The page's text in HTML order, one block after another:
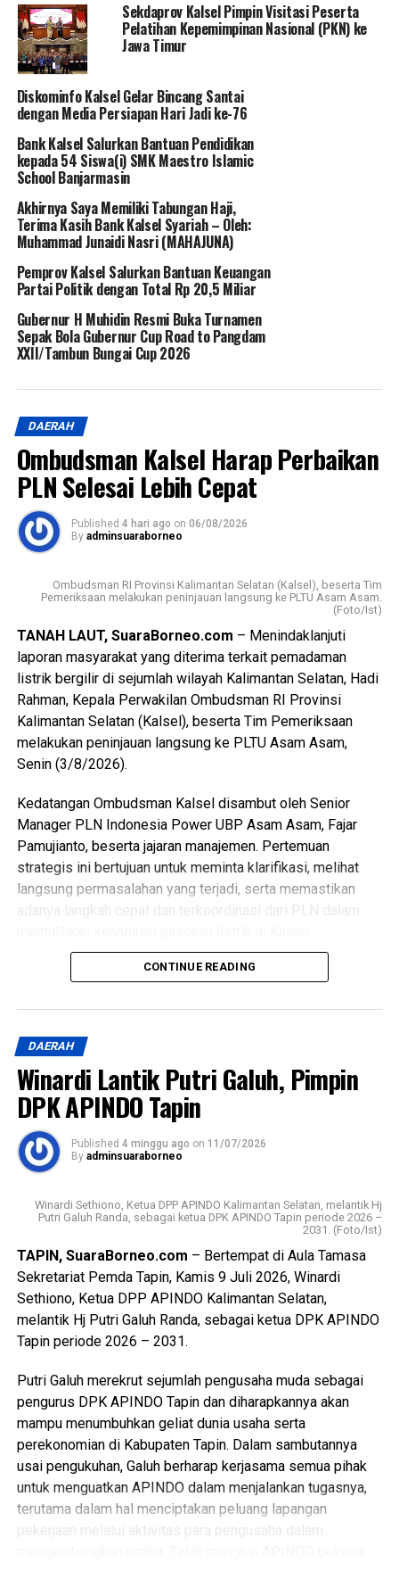
Sekdaprov Kalsel Pimpin Visitasi Peserta
Pelatihan Kepemimpinan Nasional (PKN) ke
Jawa Timur
Diskominfo Kalsel Gelar Bincang Santai
dengan Media Persiapan Hari Jadi ke-76
Bank Kalsel Salurkan Bantuan Pendidikan
kepada 54 Siswa(i) SMK Maestro Islamic
School Banjarmasin
Akhirnya Saya Memiliki Tabungan Haji,
Terima Kasih Bank Kalsel Syariah – Oleh:
Muhammad Junaidi Nasri (MAHAJUNA)
Pemprov Kalsel Salurkan Bantuan Keuangan
Partai Politik dengan Total Rp 20,5 Miliar
Gubernur H Muhidin Resmi Buka Turnamen
Sepak Bola Gubernur Cup Road to Pangdam
XXII/Tambun Bungai Cup 2026
DAERAH
Ombudsman Kalsel Harap Perbaikan
PLN Selesai Lebih Cepat
Published 4 hari ago on 06/08/2026
By adminsuaraborneo
Ombudsman RI Provinsi Kalimantan Selatan (Kalsel), beserta Tim
Pemeriksaan melakukan peninjauan langsung ke PLTU Asam Asam.
(Foto/Ist)
TANAH LAUT, SuaraBorneo.com – Menindaklanjuti
laporan masyarakat yang diterima terkait pemadaman
listrik bergilir di sejumlah wilayah Kalimantan Selatan, Hadi
Rahman, Kepala Perwakilan Ombudsman RI Provinsi
Kalimantan Selatan (Kalsel), beserta Tim Pemeriksaan
melakukan peninjauan langsung ke PLTU Asam Asam,
Senin (3/8/2026).
Kedatangan Ombudsman Kalsel disambut oleh Senior
Manager PLN Indonesia Power UBP Asam Asam, Fajar
Pamujianto, beserta jajaran manajemen. Pertemuan
strategis ini bertujuan untuk meminta klarifikasi, melihat
langsung permasalahan yang terjadi, serta memastikan
adanya langkah cepat dan terkoordinasi dari PLN dalam
Hadi Rahman menyampaikan bahwa pemadaman listrik
sektor, mulai dari aktivitas rumah tangga warga, pelayanan
publik pemerintah, hingga pelaku Usaha Mikro, Kecil, dan
Menengah (UMKM) yang sangat bergantung pada
stabilitas pasokan listrik.
“Kami menerima banyak aduan dari masyarakat yang
merasa dirugikan dengan durasi dan frekuensi pemadaman
bergilir belakangan ini. Kehadiran kami disini adalah untuk
Asam Asam terkait kendala yang terjadi di pembangkit,
sekaligus kepastian waktu kapan layanan ini dapat kembali
normal,” tegas Hadi Rahman.
Menanggapi hal tersebut, Senior Manager PLN Indonesia
Power UBP Asam Asam, Fajar Pamujianto, menyampaikan
terima kasih atas kunjungan pengawasan dari Ombudsman
dan memberikan penjelasan komprehensif mengenai
kondisi sistem kelistrikan saat ini. Fajar memaparkan
bahwa pemadaman terpaksa dilakukan karena sistem
kelistrikan sedang mengalami defisit pasokan. Hal ini
disebabkan oleh adanya gangguan teknis yang tidak
terduga pada salah satu unit pembangkit, bersamaan
dengan jadwal pemeliharaan (_maintenance_) rutin unit lain
yang harus dilakukan demi mencegah kerusakan sistem
yang lebih fatal di masa depan.
CONTINUE READING
DAERAH
Winardi Lantik Putri Galuh, Pimpin
DPK APINDO Tapin
Published 4 minggu ago on 11/07/2026
By adminsuaraborneo
Winardi Sethiono, Ketua DPP APINDO Kalimantan Selatan, melantik Hj
Putri Galuh Randa, sebagai ketua DPK APINDO Tapin periode 2026 –
2031. (Foto/Ist)
TAPIN, SuaraBorneo.com – Bertempat di Aula Tamasa
Sekretariat Pemda Tapin, Kamis 9 Juli 2026, Winardi
Sethiono, Ketua DPP APINDO Kalimantan Selatan,
melantik Hj Putri Galuh Randa, sebagai ketua DPK APINDO
Tapin periode 2026 – 2031.
Putri Galuh merekrut sejumlah pengusaha muda sebagai
pengurus DPK APINDO Tapin dan diharapkannya akan
mampu menumbuhkan geliat dunia usaha serta
perekonomian di Kabupaten Tapin. Dalam sambutannya
usai pengukuhan, Galuh berharap kerjasama semua pihak
untuk menguatkan APINDO dalam menjalankan tugasnya,
terutama dalam hal menciptakan peluang lapangan
pekerjaan melalui aktivitas para pengusaha dalam